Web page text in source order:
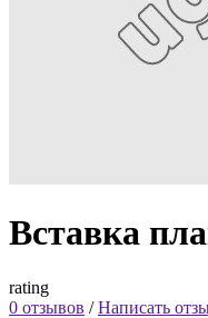
Вставка
rating
0 отзывов /Написать